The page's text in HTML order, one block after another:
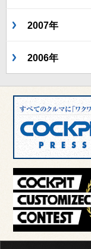
2007年
2006年